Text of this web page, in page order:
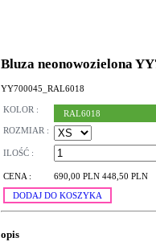
Bluza neonowozielona
YY700045_RAL6018
KOLOR : RAL6018
ROZMIAR :
ILOŚĆ :
CENA : 690,00 PLN 448,50 PLN
DODAJ DO KOSZYKA
opis